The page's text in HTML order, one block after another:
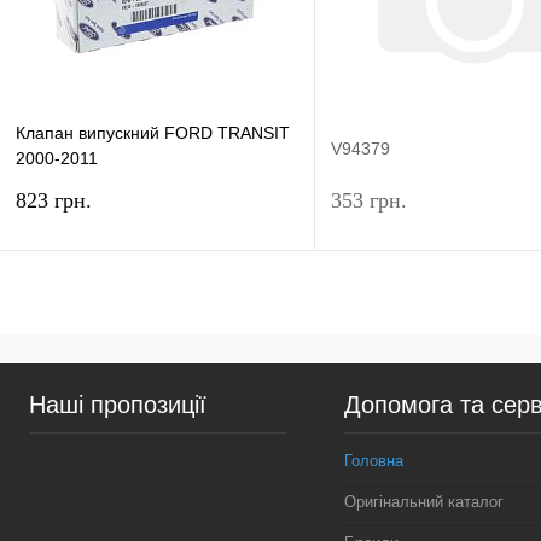
Клапан випускний FORD TRANSIT
2000-2011
ORIGINAL
823 грн.
Купити в 1 клік Порівняння
У вибране У наявності
V94379
353 грн.
Купити в 1 клік
У вибране
Наші пропозиції Допомога та
Головна
Оригінальний каталог